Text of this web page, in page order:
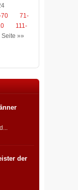
71-
111-
Seite »»
der